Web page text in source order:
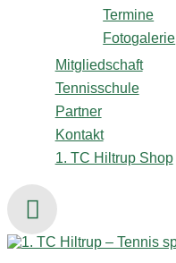
Termine
Fotogalerie
Mitgliedschaft
Tennisschule
Partner
Kontakt
1. TC Hiltrup Shop